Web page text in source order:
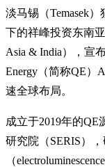
淡马锡（Temasek
下的祥峰投资东南亚
Asia & India），宣
Energy（简称QE）
速全球布局。
成立于2019年的
研究院（SERIS）
（